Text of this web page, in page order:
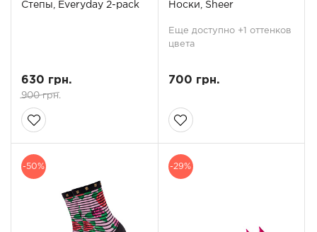
Степы, Everyday 2-pack
630 грн.
900 грн.
Носки, Sheer
Еще доступно +1 оттенков
цвета
700 грн.
-50% -29%